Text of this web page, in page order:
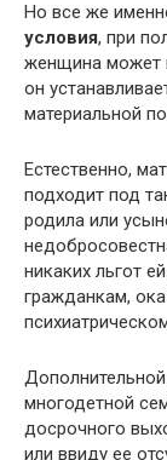
Но все же
условия, при
женщина может
он
материальной
Естественно,
подходит под
родила или
никаких льгот
гражданкам,
многодетной
досрочного
или ввиду ее